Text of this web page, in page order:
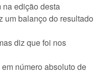
na edição desta
um balanço do resultado
diz que foi nos
número absoluto de